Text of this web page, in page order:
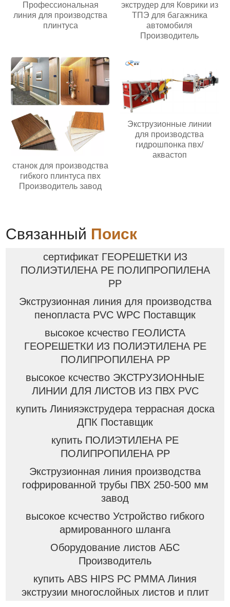
Профессиональная
линия для производства
плинтуса
экструдер для Коврики из
ТПЭ для багажника
автомобиля
Производитель
станок для производства
гибкого плинтуса пвх
Производитель завод
Экструзионные линии
для производства
гидрошпонка пвх/
аквастоп
Связанный Поиск
сертификат ГЕОРЕШЕТКИ ИЗ
ПОЛИЭТИЛЕНА PE ПОЛИПРОПИЛЕНА
PP
Экструзионная линия для производства
пенопласта PVC WPC Поставщик
высокое ксчество ГЕОЛИСТА
ГЕОРЕШЕТКИ ИЗ ПОЛИЭТИЛЕНА PE
ПОЛИПРОПИЛЕНА PP
высокое ксчество ЭКСТРУЗИОННЫЕ
ЛИНИИ ДЛЯ ЛИСТОВ ИЗ ПВХ PVC
купить Линияэкструдера террасная доска
ДПК Поставщик
купить ПОЛИЭТИЛЕНА PE
ПОЛИПРОПИЛЕНА PP
Экструзионная линия производства
гофрированной трубы ПВХ 250-500 мм
завод
высокое ксчество Устройство гибкого
армированного шланга
Оборудование листов АБС
Производитель
купить ABS HIPS PC PMMA Линия
экструзии многослойных листов и плит